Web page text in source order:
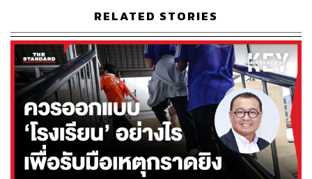
นโยบายรัฐบาล
Thailand
พระบาทสมเด็จพระปรเมนทรรามาธิบดีศรีสินทรมหา
วชิราลงกรณ พระวชิรเกล้าเจ้าอยู่หัว
Key Messages
การเลือกตั้ง
เลือกตั้ง
นายกรัฐมนตรี
วัฒนธรรมการทำงาน
รัฐสภา
เลือกตั้ง 2569
คณะรัฐมนตรี
RELATED STORIES